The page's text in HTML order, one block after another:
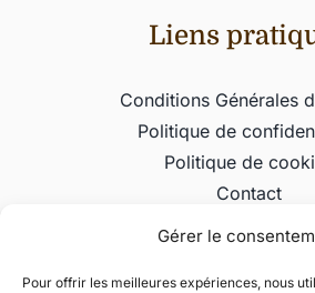
Gérer le
Pour offrir les meilleures expériences, nous
Liens
Conditions Générales
Politique de
Politique de
Contact